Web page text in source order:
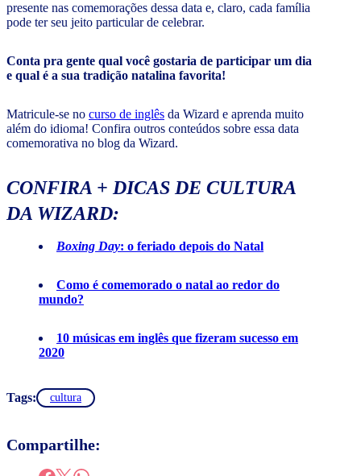
presente nas comemorações dessa data e, claro, cada família
pode ter seu jeito particular de celebrar.
Conta pra gente qual você gostaria de participar um dia
e qual é a sua tradição natalina favorita!
Matricule-se no curso de inglês da Wizard e aprenda muito
além do idioma! Confira outros conteúdos sobre essa data
comemorativa no blog da Wizard.
CONFIRA + DICAS DE CULTURA
DA WIZARD:
Boxing Day: o feriado depois do Natal
Como é comemorado o natal ao redor do
mundo?
10 músicas em inglês que fizeram sucesso em
2020
Tags: cultura
Compartilhe: